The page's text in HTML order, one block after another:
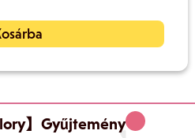
】Gyűjtemény